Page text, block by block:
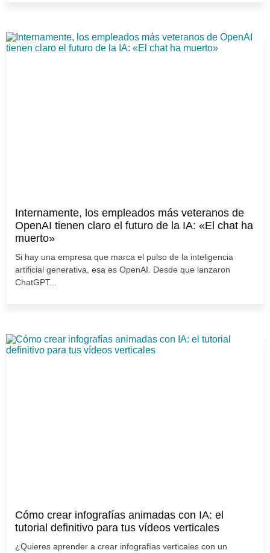
Internamente, los empleados más veteranos de
OpenAI tienen claro el futuro de la IA: «El chat ha
muerto»
Si hay una empresa que marca el pulso de la inteligencia
artificial generativa, esa es OpenAI. Desde que lanzaron
ChatGPT...
Cómo crear infografías animadas con IA: el
tutorial definitivo para tus vídeos verticales
¿Quieres aprender a crear infografías verticales con un